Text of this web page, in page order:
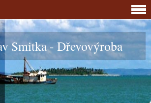
Smitka - Dřevovýroba